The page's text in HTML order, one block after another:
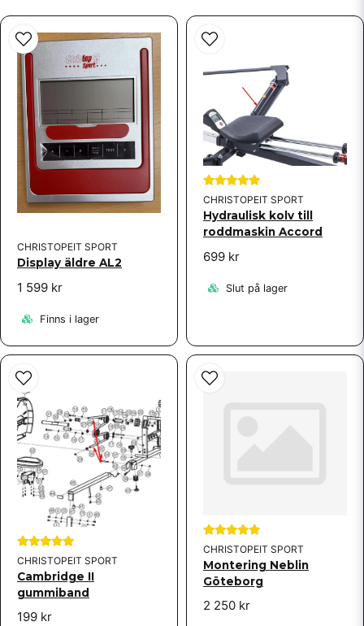
Skicka fråga
CHRISTOPEIT SPORT
Display äldre AL2
1 599 kr
Finns i lager
CHRISTOPEIT SPORT
Hydraulisk kolv till
roddmaskin Accord
699 kr
Slut på lager
CHRISTOPEIT SPORT
Cambridge II
gummiband
199 kr
CHRISTOPEIT SPORT
Montering Neblin
Göteborg
2 250 kr